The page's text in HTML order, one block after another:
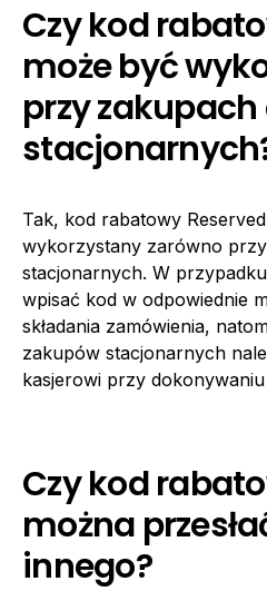
Czy kod
może być
przy zakupach
Tak, kod rabatowy
wykorzystany zarówno
stacjonarnych. W
wpisać kod w odpowiednie
składania zamówienia,
zakupów stacjonarnych
kasjerowi przy dokonywaniu
Czy kod
można
innego?